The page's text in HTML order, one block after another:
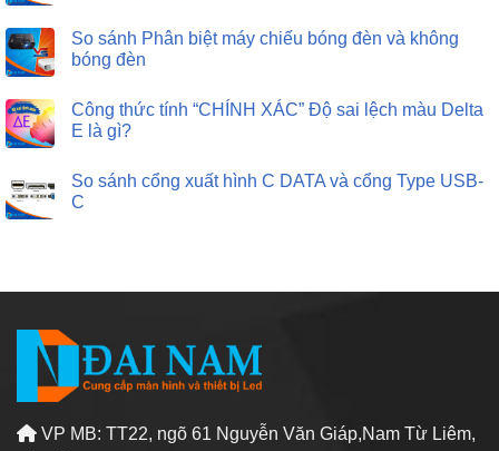
So sánh Phân biệt máy chiếu bóng đèn và không
bóng đèn
Công thức tính “CHÍNH XÁC” Độ sai lệch màu Delta
E là gì?
So sánh cổng xuất hình C DATA và cổng Type USB-
C
VP MB: TT22, ngõ 61 Nguyễn Văn Giáp,Nam Từ Liêm,